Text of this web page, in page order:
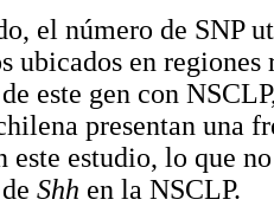
el número de SNP
ubicados en
este gen con
presentan una
este estudio, lo que
Shh en la NSCLP.